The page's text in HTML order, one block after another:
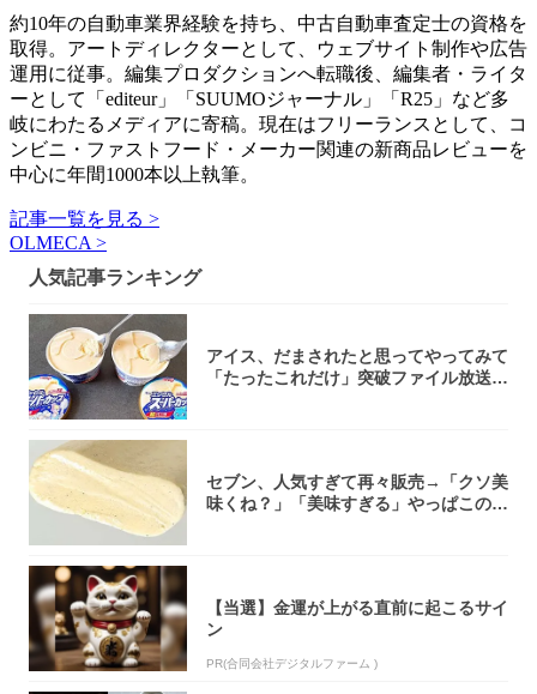
約10年の自動車業界経験を持ち、中古自動車査定士の資格を
取得。アートディレクターとして、ウェブサイト制作や広告
運用に従事。編集プロダクションへ転職後、編集者・ライタ
ーとして「editeur」「SUUMOジャーナル」「R25」など多
岐にわたるメディアに寄稿。現在はフリーランスとして、コ
ンビニ・ファストフード・メーカー関連の新商品レビューを
中心に年間1000本以上執筆。
記事一覧を見る >
OLMECA >
人気記事ランキング
アイス、だまされたと思ってやってみて
「たったこれだけ」突破ファイル放送で
セブン、人気すぎて再々販売→「クソ美
味くね？」「美味すぎる」やっぱこのク
【当選】金運が上がる直前に起こるサイ
ン
PR(合同会社デジタルファーム )